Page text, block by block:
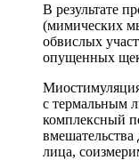
В результате
(мимических
обвислых
опущенных
с термальным
комплексный
лица,